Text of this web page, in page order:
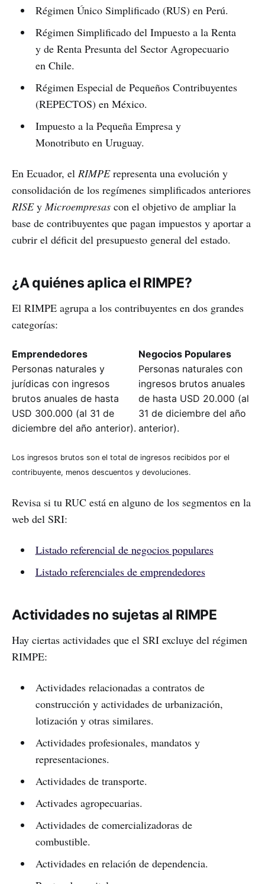
Régimen Único Simplificado (RUS) en Perú.
Régimen Simplificado del Impuesto a la Renta
y de Renta Presunta del Sector Agropecuario
en Chile.
Régimen Especial de Pequeños Contribuyentes
(REPECTOS) en México.
Impuesto a la Pequeña Empresa y
Monotributo en Uruguay.
En Ecuador, el RIMPErepresenta una evolución y
consolidación de los regímenes simplificados anteriores
RISEyMicroempresas con el objetivo de ampliar la
base de contribuyentes que pagan impuestos y aportar a
cubrir el déficit del presupuesto general del estado.
¿A quiénes aplica el RIMPE?
El RIMPE agrupa a los contribuyentes en dos grandes
categorías:
Emprendedores
Negocios Populares
Personas naturales y
jurídicas con ingresos
brutos anuales de hasta
USD 300.000 (al 31 de
diciembre del año anterior).
Personas naturales con
ingresos brutos anuales
de hasta USD 20.000 (al
31 de diciembre del año
anterior).
Los ingresos brutos son el total de ingresos recibidos por el
contribuyente, menos descuentos y devoluciones.
Revisa si tu RUC está en alguno de los segmentos en la
web del SRI:
Listado referencial de negocios populares
Listado referenciales de emprendedores
Actividades no sujetas al RIMPE
Hay ciertas actividades que el SRI excluye del régimen
RIMPE:
Actividades relacionadas a contratos de
construcción y actividades de urbanización,
lotización y otras similares.
Actividades profesionales, mandatos y
representaciones.
Actividades de transporte.
Activades agropecuarias.
Actividades de comercializadoras de
combustible.
Actividades en relación de dependencia.